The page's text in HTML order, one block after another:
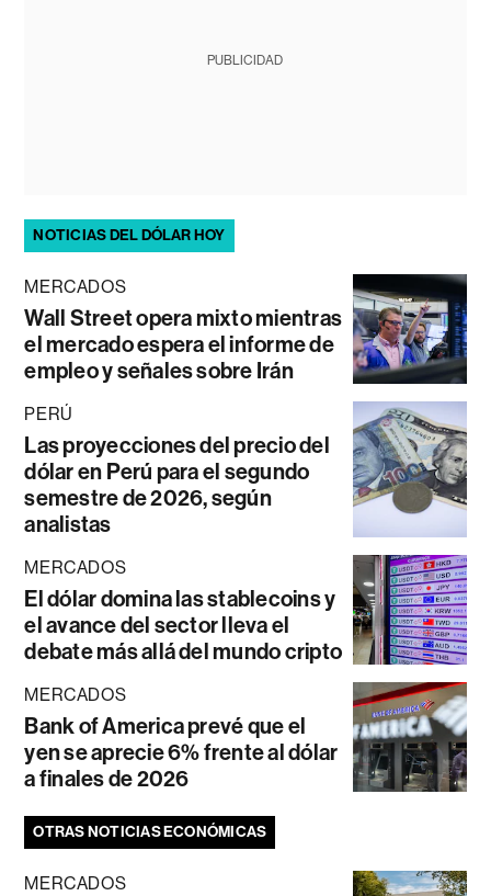
PUBLICIDAD
NOTICIAS DEL DÓLAR HOY
MERCADOS
Wall Street opera mixto mientras
el mercado espera el informe de
empleo y señales sobre Irán
PERÚ
Las proyecciones del precio del
dólar en Perú para el segundo
semestre de 2026, según
analistas
MERCADOS
El dólar domina las stablecoins y
el avance del sector lleva el
debate más allá del mundo cripto
MERCADOS
Bank of America prevé que el
yen se aprecie 6% frente al dólar
a finales de 2026
OTRAS NOTICIAS ECONÓMICAS
MERCADOS